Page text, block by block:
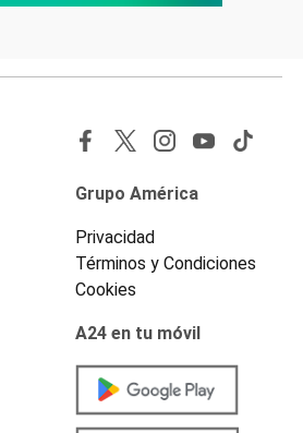
Grupo América
Privacidad
Términos y Condiciones
Cookies
A24 en tu móvil